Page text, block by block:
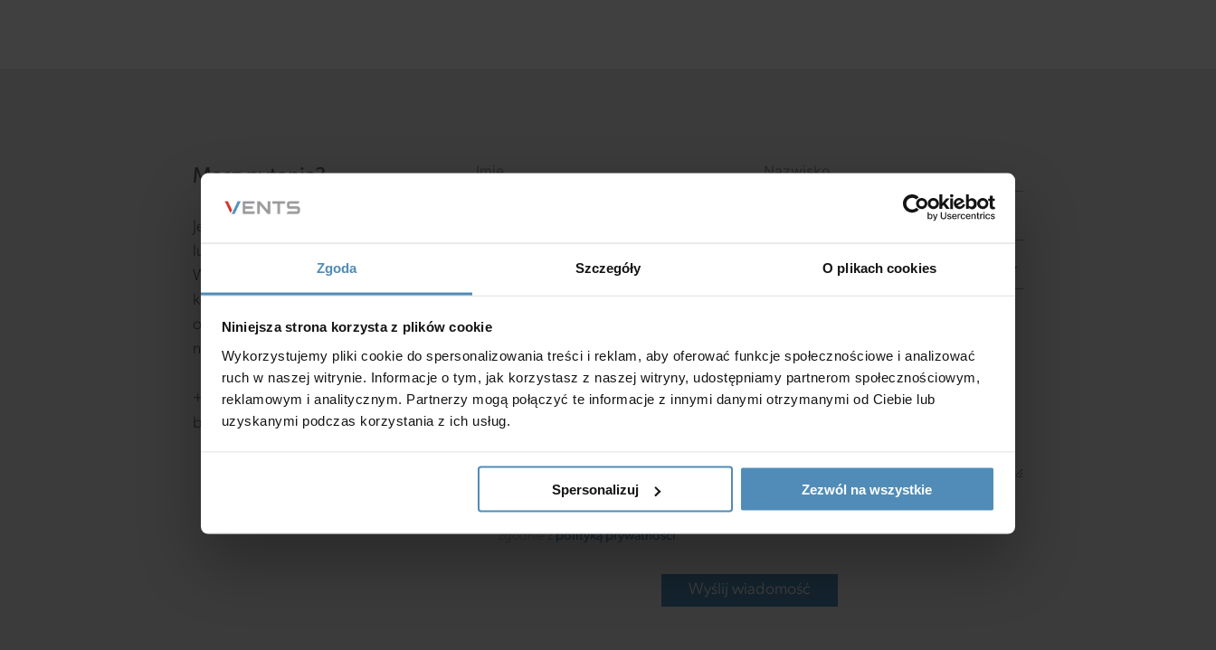
Zgoda Szczegóły O plikach cookies
Niniejsza strona korzysta z plików cookie
Wykorzystujemy pliki cookie do spersonalizowania treści i reklam, aby oferować funkcje społecznościowe i analizować
ruch w naszej witrynie. Informacje o tym, jak korzystasz z naszej witryny, udostępniamy partnerom społecznościowym,
reklamowym i analitycznym. Partnerzy mogą połączyć te informacje z innymi danymi otrzymanymi od Ciebie lub
uzyskanymi podczas korzystania z ich usług.
Spersonalizuj Zezwól na wszystkie
Masz pytania?
Jeśli masz jakiekolwiek pytania, uwagi
lub sugestie, chętnie Ci pomożemy.
Wypełnij poniższy formularz
kontaktowy, a postaramy się
odpowiedzieć na Twoją wiadomość jak
najszybciej.
+48 61 832 45 30
biuro@vents-group.pl
*Wyrażam zgodę na przetwarzanie moich danych osobowych w celach marketingowych
zgodnie zpolityką prywatności.
Wyślij wiadomość